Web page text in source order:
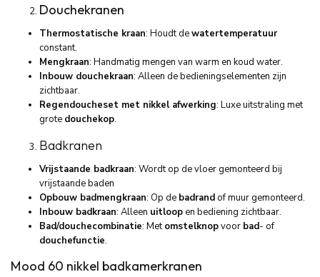
Douchekranen
Thermostatische kraan: Houdt dewatertemperatuur
constant.
Mengkraan: Handmatig mengen van warm en koud water.
Inbouw douchekraan: Alleen de bedieningselementen zijn
zichtbaar.
Regendoucheset met nikkel afwerking: Luxe uitstraling met
grote douchekop.
Badkranen
Vrijstaande badkraan: Wordt op de vloer gemonteerd bij
vrijstaande baden
Opbouw badmengkraan: Op de badrandof muur gemonteerd.
Inbouw badkraan: Alleen uitloopen bediening zichtbaar.
Bad/douchecombinatie: Metomstelknopvoor bad- of
douchefunctie.
Mood 60 nikkel badkamerkranen